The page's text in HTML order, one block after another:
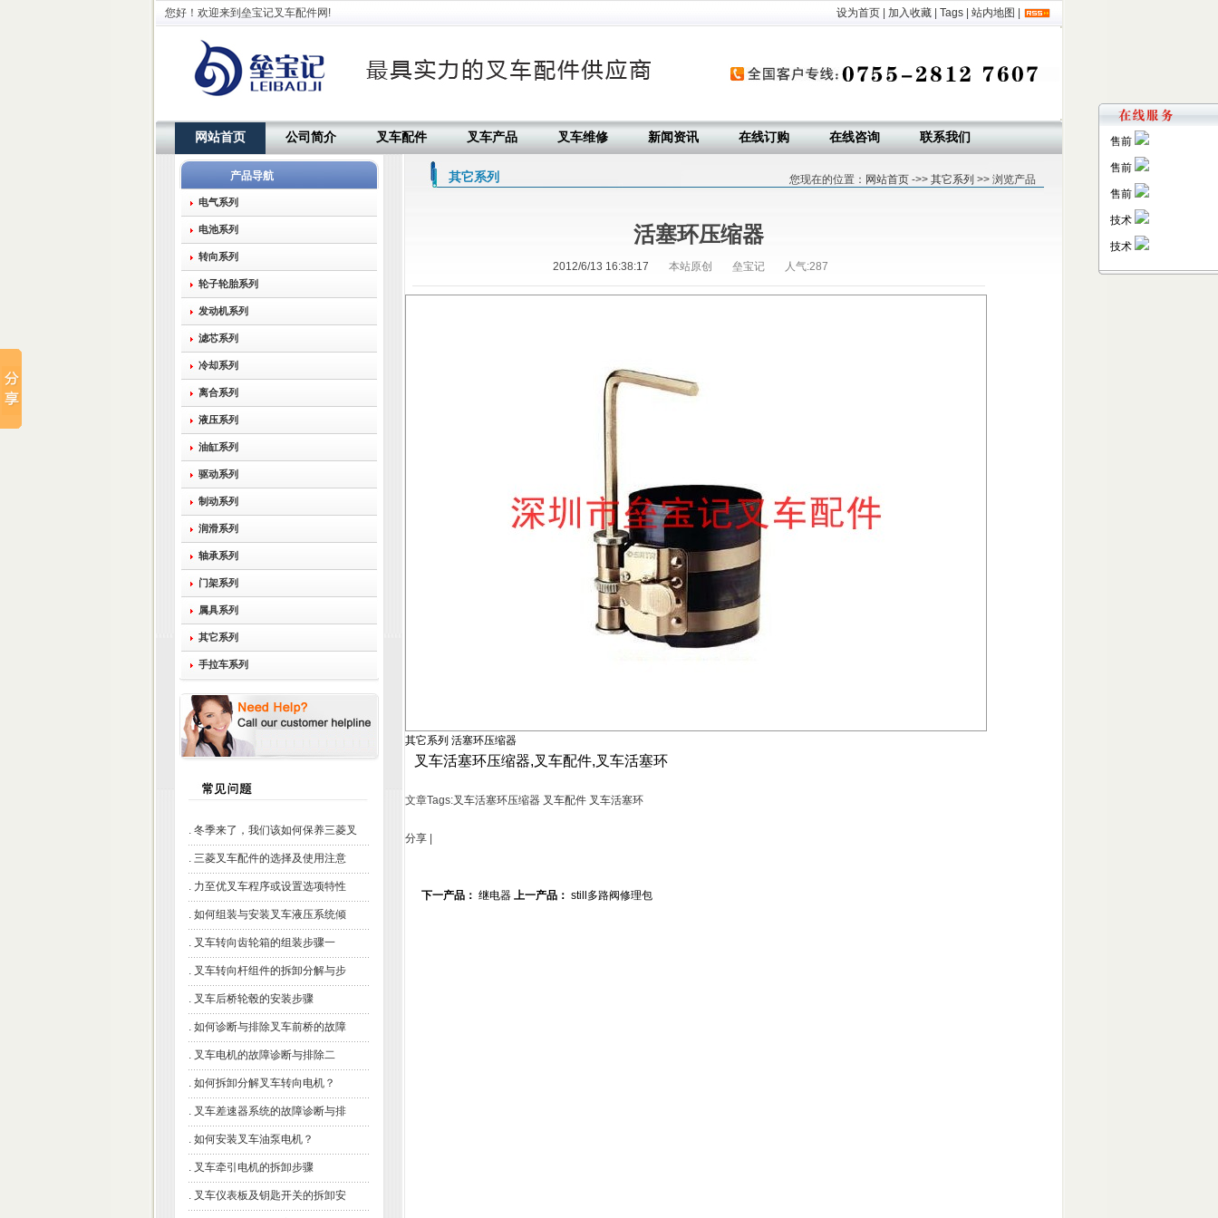
您好！欢迎来到垒宝记叉车配件网! 设为首页 加入收藏 Tags 站内地图
网站首页 公司简介 叉车配件 叉车产品 叉车维修 新闻资讯 在线订购 在线咨询 联系我们
产品导航
电气系列
电池系列
转向系列
轮子轮胎系列
发动机系列
滤芯系列
冷却系列
离合系列
液压系列
油缸系列
驱动系列
制动系列
润滑系列
轴承系列
门架系列
属具系列
其它系列
手拉车系列
. 冬季来了，我们该如何保养三菱叉
. 三菱叉车配件的选择及使用注意
. 力至优叉车程序或设置选项特性
. 如何组装与安装叉车液压系统倾
. 叉车转向齿轮箱的组装步骤一
. 叉车转向杆组件的拆卸分解与步
. 叉车后桥轮毂的安装步骤
. 如何诊断与排除叉车前桥的故障
. 叉车电机的故障诊断与排除二
. 如何拆卸分解叉车转向电机？
. 叉车差速器系统的故障诊断与排
. 如何安装叉车油泵电机？
. 叉车牵引电机的拆卸步骤
. 叉车仪表板及钥匙开关的拆卸安
其它系列 您现在的位置： 网站首页 ->> 其它系列 >> 浏览产品
活塞环压缩器
2012/6/13 16:38:17 本站原创 垒宝记 人气:287
其它系列 活塞环压缩器
叉车活塞环压缩器,叉车配件,叉车活塞环
文章Tags:叉车活塞环压缩器 叉车配件 叉车活塞环
分享
下一产品： 继电器 上一产品： still多路阀修理包
售前
售前
售前
技术
技术